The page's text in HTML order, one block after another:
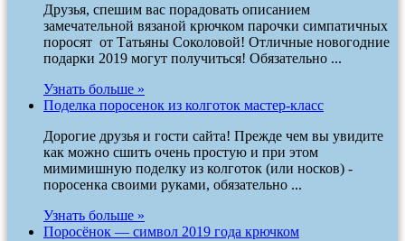
Друзья, спешим вас порадовать описанием
замечательной вязаной крючком парочки симпатичных
поросят от Татьяны Соколовой! Отличные новогодние
подарки 2019 могут получиться! Обязательно ...
Узнать больше »
Поделка поросенок из колготок мастер-класс
Дорогие друзья и гости сайта! Прежде чем вы увидите
как можно сшить очень простую и при этом
мимимишную поделку из колготок (или носков) -
поросенка своими руками, обязательно ...
Узнать больше »
Поросёнок — символ 2019 года крючком